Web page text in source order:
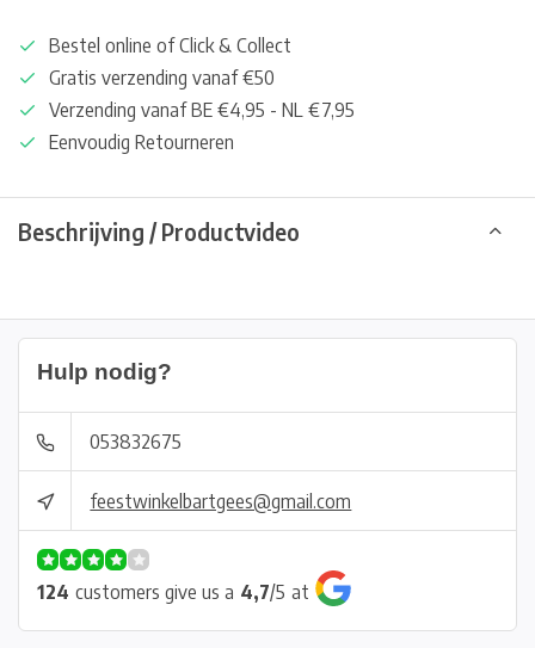
Bestel online of Click & Collect
Gratis verzending vanaf €50
Verzending vanaf BE €4,95 - NL €7,95
Eenvoudig Retourneren
Beschrijving / Productvideo
Hulp nodig?
053832675
feestwinkelbartgees@gmail.com
124 customers give us a 4,7/5 at